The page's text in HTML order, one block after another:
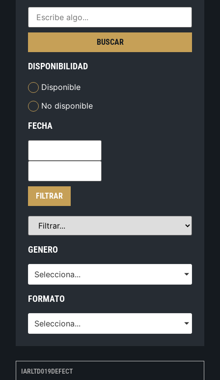
BUSCAR
DISPONIBILIDAD
Disponible
No disponible
FECHA
FILTRAR
GENERO
Selecciona...
FORMATO
Selecciona...
IARLTD019DEFECT